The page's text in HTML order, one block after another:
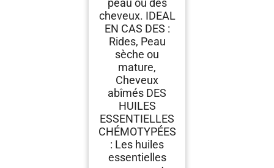
cheveux. IDEAL
EN CAS DES :
Rides, Peau
sèche ou
mature,
Cheveux
abîmés DES
HUILES
ESSENTIELLES
CHÉMOTYPÉES
: Les huiles
essentielles